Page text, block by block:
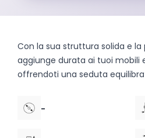
Con la sua struttura solida e la
aggiunge durata ai tuoi mobili
offrendoti una seduta
-